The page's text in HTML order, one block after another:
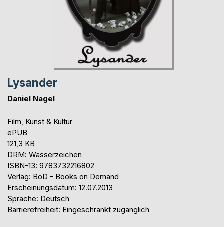
Lysander
Daniel Nagel
Film, Kunst & Kultur
ePUB
121,3 KB
DRM: Wasserzeichen
ISBN-13: 9783732216802
Verlag: BoD - Books on Demand
Erscheinungsdatum: 12.07.2013
Sprache: Deutsch
Barrierefreiheit: Eingeschränkt zugänglich